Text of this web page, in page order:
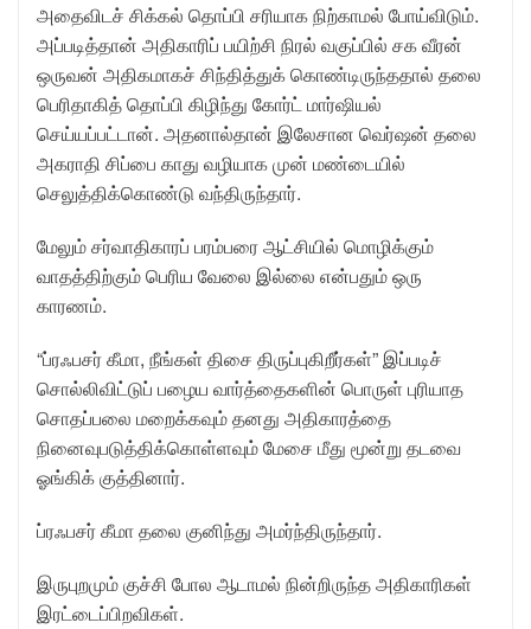
அதைவிடச் சிக்கல் தொப்பி சரியாக நிற்காமல் போய்விடும்.
அப்படித்தான் அதிகாரிப் பயிற்சி நிரல் வகுப்பில் சக வீரன்
ஒருவன் அதிகமாகச் சிந்தித்துக் கொண்டிருந்ததால் தலை
பெரிதாகித் தொப்பி கிழிந்து கோர்ட் மார்ஷியல்
செய்யப்பட்டான். அதனால்தான் இலேசான வெர்ஷன் தலை
அகராதி சிப்பை காது வழியாக முன் மண்டையில்
செலுத்திக்கொண்டு வந்திருந்தார்.
மேலும் சர்வாதிகாரப் பரம்பரை ஆட்சியில் மொழிக்கும்
வாதத்திற்கும் பெரிய வேலை இல்லை என்பதும் ஒரு
காரணம்.
“ப்ரஃபசர் கீமா, நீங்கள் திசை திருப்புகிறீர்கள்” இப்படிச்
சொல்லிவிட்டுப் பழைய வார்த்தைகளின் பொருள் புரியாத
சொதப்பலை மறைக்கவும் தனது அதிகாரத்தை
நினைவுபடுத்திக்கொள்ளவும் மேசை மீது மூன்று தடவை
ஓங்கிக் குத்தினார்.
ப்ரஃபசர் கீமா தலை குனிந்து அமர்ந்திருந்தார்.
இருபுறமும் குச்சி போல ஆடாமல் நின்றிருந்த அதிகாரிகள்
இரட்டைப்பிறவிகள்.